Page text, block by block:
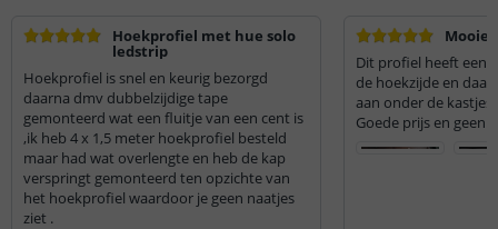
Hoekprofiel met hue solo
ledstrip
Hoekprofiel is snel en keurig bezorgd
daarna dmv dubbelzijdige tape
gemonteerd wat een fluitje van een cent is
,ik heb 4 x 1,5 meter hoekprofiel besteld
maar had wat overlengte en heb de kap
verspringt gemonteerd ten opzichte van
het hoekprofiel waardoor je geen naatjes
ziet .
Mooie
Dit profiel heeft een
de hoekzijde en
aan onder de kastjes
Goede prijs en geen